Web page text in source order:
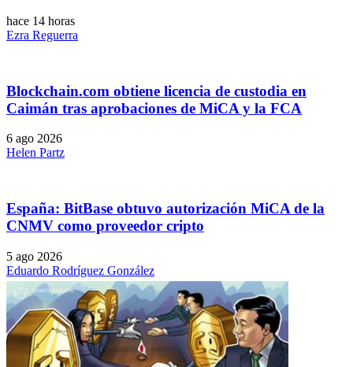
hace 14 horas
Ezra Reguerra
Blockchain.com obtiene licencia de custodia en
Caimán tras aprobaciones de MiCA y la FCA
6 ago 2026
Helen Partz
España: BitBase obtuvo autorización MiCA de la
CNMV como proveedor cripto
5 ago 2026
Eduardo Rodríguez González